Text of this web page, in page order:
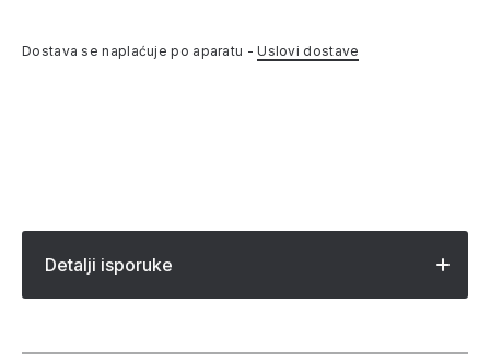
Dostava se naplaćuje po aparatu -Uslovi dostave
Detalji isporuke